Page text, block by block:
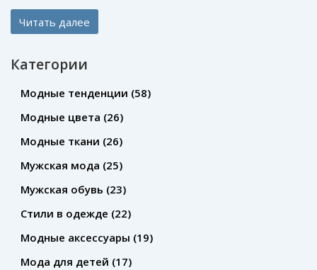
работают, а какие уже устарели.
Читать далее
Категории
Модные тенденции (58)
Модные цвета (26)
Модные ткани (26)
Мужская мода (25)
Мужская обувь (23)
Стили в одежде (22)
Модные аксессуары (19)
Мода для детей (17)